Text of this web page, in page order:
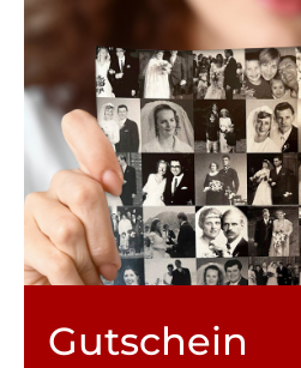
Gutschein